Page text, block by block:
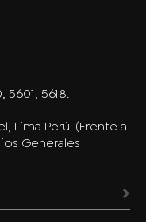
5618.
Lima Perú. (Frente a
Generales